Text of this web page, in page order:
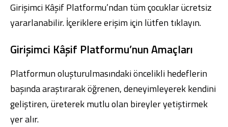
Girişimci Kâşif Platformu’ndan tüm çocuklar ücretsiz
yararlanabilir. İçeriklere erişim içinlütfen tıklayın.
Girişimci Kâşif Platformu’nun Amaçları
Platformun oluşturulmasındaki öncelikli hedeflerin
başında araştırarak öğrenen, deneyimleyerek kendini
geliştiren, üreterek mutlu olan bireyler yetiştirmek
yer alır.